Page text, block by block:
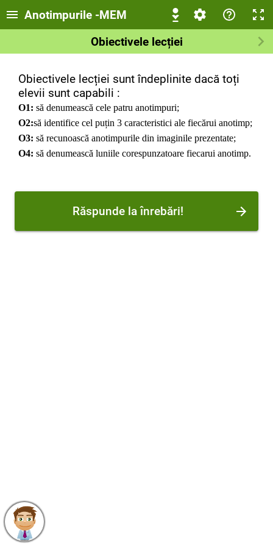
Anotimpurile -MEM
Obiectivele lecției
Obiectivele lecției sunt îndeplinite dacă toți
elevii sunt capabili :
O1: să denumească cele patru anotimpuri;
O2:să identifice cel puțin 3 caracteristici ale fiecărui anotimp;
O3: să recunoască anotimpurile din imaginile prezentate;
O4: să denumească luniile corespunzatoare fiecarui anotimp.
Răspunde la înrebări!